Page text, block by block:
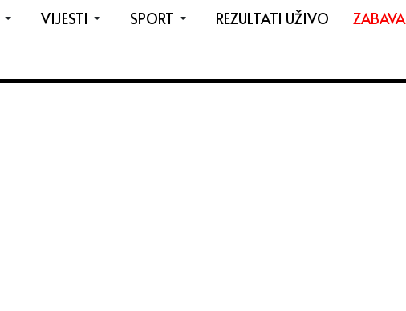
VIJESTI SPORT REZULTATI UŽIVO ZABAVA